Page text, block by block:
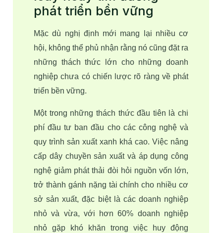
phát triển bền vững
Mặc dù nghị định mới mang lại nhiều cơ
hội, không thể phủ nhận rằng nó cũng đặt ra
những thách thức lớn cho những doanh
nghiệp chưa có chiến lược rõ ràng về phát
triển bền vững.
Một trong những thách thức đầu tiên là chi
phí đầu tư ban đầu cho các công nghệ và
quy trình sản xuất xanh khá cao. Việc nâng
cấp dây chuyền sản xuất và áp dụng công
nghệ giảm phát thải đòi hỏi nguồn vốn lớn,
trở thành gánh nặng tài chính cho nhiều cơ
sở sản xuất, đặc biệt là các doanh nghiệp
nhỏ và vừa, với hơn 60% doanh nghiệp
nhỏ gặp khó khăn trong việc huy động